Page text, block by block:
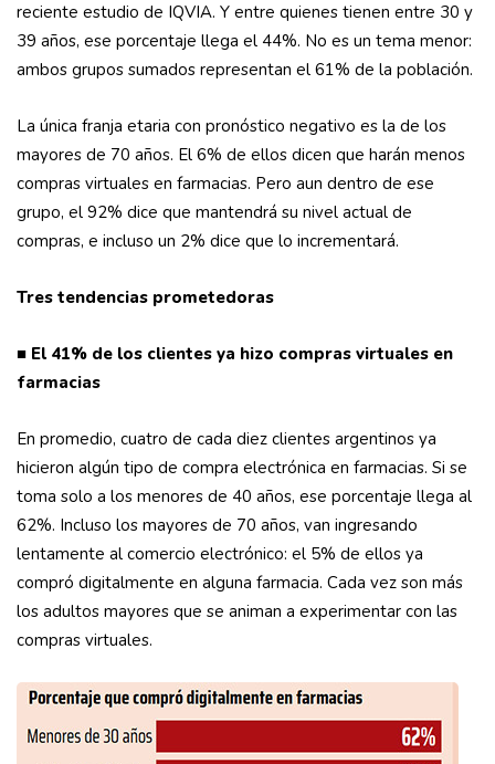
reciente estudio de IQVIA. Y entre quienes tienen entre 30 y
39 años, ese porcentaje llega el 44%. No es un tema menor:
ambos grupos sumados representan el 61% de la población.
La única franja etaria con pronóstico negativo es la de los
mayores de 70 años. El 6% de ellos dicen que harán menos
compras virtuales en farmacias. Pero aun dentro de ese
grupo, el 92% dice que mantendrá su nivel actual de
compras, e incluso un 2% dice que lo incrementará.
Tres tendencias prometedoras
■ El 41% de los clientes ya hizo compras virtuales en
farmacias
En promedio, cuatro de cada diez clientes argentinos ya
hicieron algún tipo de compra electrónica en farmacias. Si se
toma solo a los menores de 40 años, ese porcentaje llega al
62%. Incluso los mayores de 70 años, van ingresando
lentamente al comercio electrónico: el 5% de ellos ya
compró digitalmente en alguna farmacia. Cada vez son más
los adultos mayores que se animan a experimentar con las
compras virtuales.